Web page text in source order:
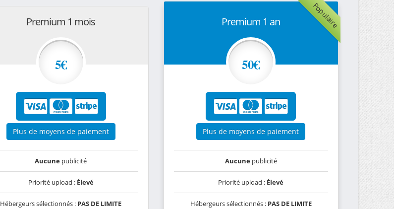
Premium 1 mois
5€
Plus de moyens de paiement
Aucune publicité
Priorité upload : Élevé
Hébergeurs sélectionnés : PAS DE LIMITE
Populaire
Premium 1 an
50€
Plus de moyens de paiement
Aucunepublicité
Priorité upload : Élevé
Hébergeurs sélectionnés : PAS DE LIMITE